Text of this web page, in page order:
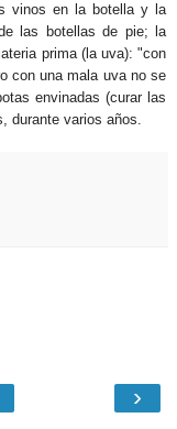
vinos en la botella y la
las botellas de pie; la
prima (la uva): "con
con una mala uva no se
envinadas (curar las
durante varios años.
›